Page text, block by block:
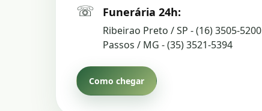
☏ Funerária 24h:
Ribeirao Preto / SP - (16) 3505-5200
Passos / MG - (35) 3521-5394
Como chegar